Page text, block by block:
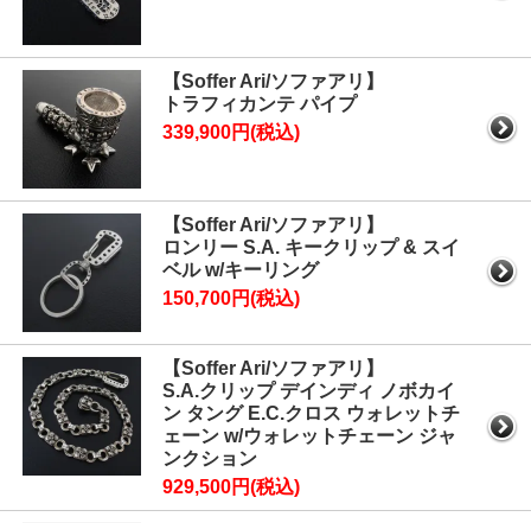
【Soffer Ari/ソファアリ】
トラフィカンテ パイプ
339,900円(税込)
【Soffer Ari/ソファアリ】
ロンリー S.A. キークリップ & スイ
ベル w/キーリング
150,700円(税込)
【Soffer Ari/ソファアリ】
S.A.クリップ デインディ ノボカイ
ン タング E.C.クロス ウォレットチ
ェーン w/ウォレットチェーン ジャ
ンクション
929,500円(税込)